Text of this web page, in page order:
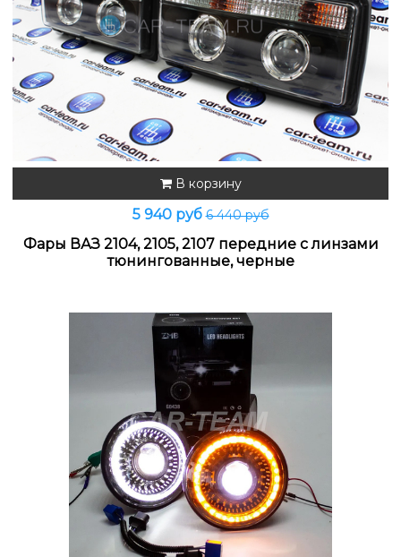
В корзину
5 940 руб6 440 руб
Фары ВАЗ 2104, 2105, 2107 передние с линзами
тюнингованные, черные